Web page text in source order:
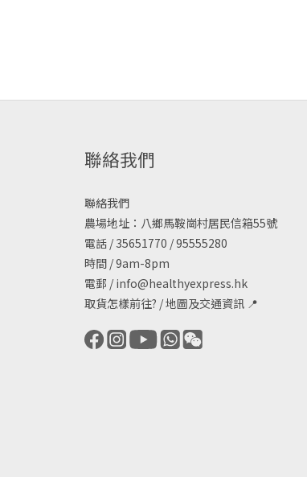
聯絡我們
聯絡我們
農場地址：八鄉馬鞍崗村居民信箱55號
電話 / 35651770 / 95555280
時間 / 9am-8pm
電郵 / info@healthyexpress.hk
取貨怎樣前往? /地圖及交通資訊 📍